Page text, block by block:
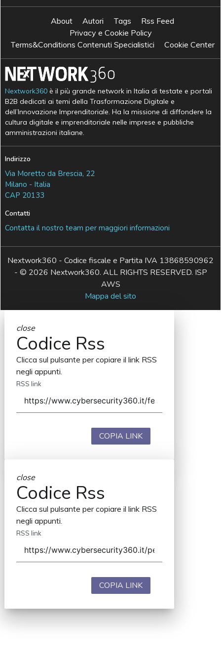
About Autori Tags
Rss Feed
Privacy e Cookie Policy
Terms&Conditions Contenuti Specialistici
Cookie Center
Nextwork360 è il più grande network in Italia di testate e portali
B2B dedicati ai temi della Trasformazione Digitale e
dell’Innovazione Imprenditoriale. Ha la missione di diffondere la
cultura digitale e imprenditoriale nelle imprese e pubbliche
amministrazioni italiane.
Indirizzo
Via Moretto da Brescia, 22
Milano - Italia
CAP 20133
Contatti
Contatta il nostro team per maggiori informazioni
Nextwork360 - Codice fiscale e Partita IVA 13868590962
- © 2026 Nextwork360. ALL RIGHTS RESERVED. ISP
AWS
Mappa del sito
close
Codice Rss
Clicca sul pulsante per copiare il link RSS
negli appunti.
RSS link
COPIA LINK
close
Codice Rss
Clicca sul pulsante per copiare il link RSS
negli appunti.
RSS link
COPIA LINK